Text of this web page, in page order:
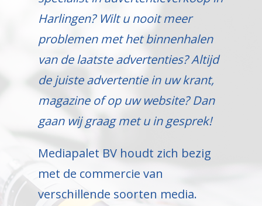
Harlingen? Wilt u nooit meer
problemen met het binnenhalen
van de laatste advertenties? Altijd
de juiste advertentie in uw krant,
magazine of op uw website? Dan
gaan wij graag met u in gesprek!
Mediapalet BV houdt zich bezig
met de commercie van
verschillende soorten media.